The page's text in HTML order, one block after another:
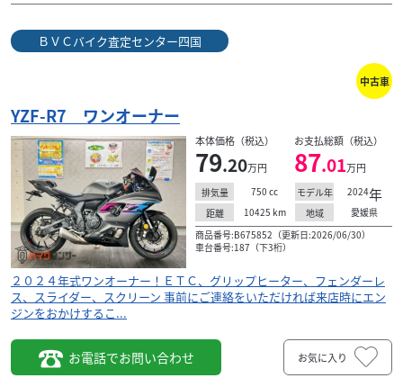
ＢＶＣバイク査定センター四国
中古車
YZF-R7 ワンオーナー
本体価格（税込）
79.20万円
お支払総額（税込）
87.01万円
排気量 750 cc モデル年 2024年
距離 10425 km 地域
愛媛県
商品番号:B675852（更新日:2026/06/30）
車台番号:187（下3桁）
２０２４年式ワンオーナー！ＥＴＣ、グリップヒーター、フェンダーレ
ス、スライダー、スクリーン 事前にご連絡をいただければ来店時にエン
ジンをおかけするこ...
お電話でお問い合わせ お気に入り